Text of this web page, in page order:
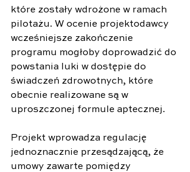
które zostały wdrożone w ramach
pilotażu. W ocenie projektodawcy
wcześniejsze zakończenie
programu mogłoby doprowadzić do
powstania luki w dostępie do
świadczeń zdrowotnych, które
obecnie realizowane są w
uproszczonej formule aptecznej.
Projekt wprowadza regulację
jednoznacznie przesądzającą, że
umowy zawarte pomiędzy